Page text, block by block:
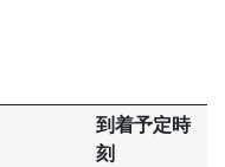
到着予定時
刻